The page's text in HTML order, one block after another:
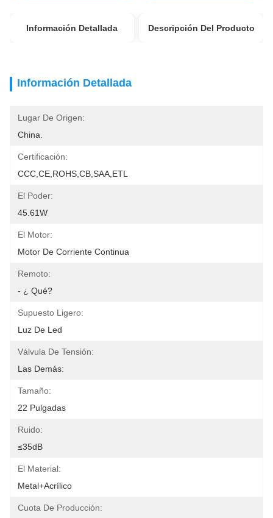
Información Detallada Descripción Del Producto
Información Detallada
Lugar De Origen:
China.
Certificación:
CCC,CE,ROHS,CB,SAA,ETL
El Poder:
45.61W
El Motor:
Motor De Corriente Continua
Remoto:
- ¿ Qué?
Supuesto Ligero:
Luz De Led
Válvula De Tensión:
Las Demás:
Tamaño:
22 Pulgadas
Ruido:
≤35dB
El Material:
Metal+acrílico
Cuota De Producción: